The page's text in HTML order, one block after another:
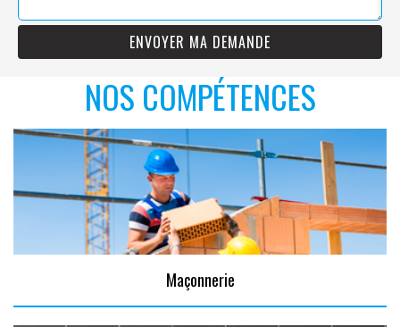
NOS COMPÉTENCES
Maçonnerie